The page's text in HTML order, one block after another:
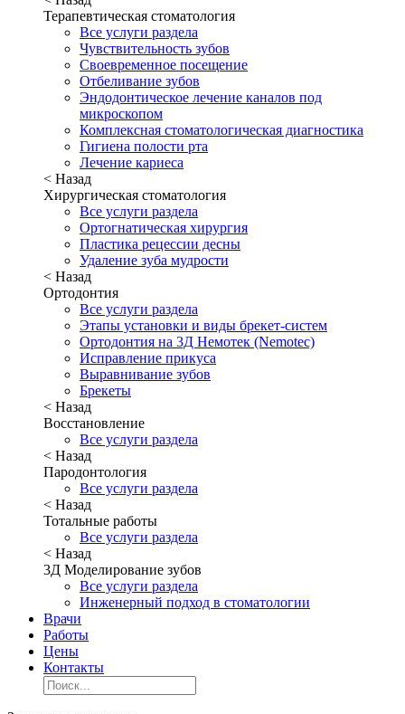
Терапевтическая стоматология
Все услуги раздела
Чувствительность зубов
Своевременное посещение
Отбеливание зубов
Эндодонтическое лечение каналов под
микроскопом
Комплексная стоматологическая диагностика
Гигиена полости рта
Лечение кариеса
< Назад
Хирургическая стоматология
Все услуги раздела
Ортогнатическая хирургия
Пластика рецессии десны
Удаление зуба мудрости
< Назад
Ортодонтия
Все услуги раздела
Этапы установки и виды брекет-систем
Ортодонтия на 3Д Немотек (Nemotec)
Исправление прикуса
Выравнивание зубов
Брекеты
< Назад
Восстановление
Все услуги раздела
< Назад
Пародонтология
Все услуги раздела
< Назад
Тотальные работы
Все услуги раздела
< Назад
3Д Моделирование зубов
Все услуги раздела
Инженерный подход в стоматологии
Врачи
Работы
Цены
Контакты